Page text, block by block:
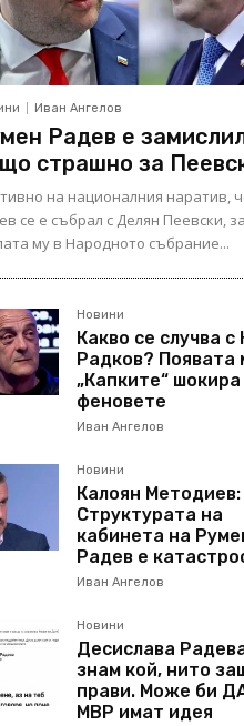
Иван Ангелов
Радев е
страшно за
на националния наратив,
се е събрал с Делян Пеевски,
му в Народното събрание...
Новини
Какво се случва с
Радков? Появата
„Капките“ шокира
феновете
Иван Ангелов
Новини
Калоян Методиев:
Структурата на
кабинета на
Радев е
Иван Ангелов
Новини
Десислава
знам кой, нито
прави. Може би
МВР имат идея